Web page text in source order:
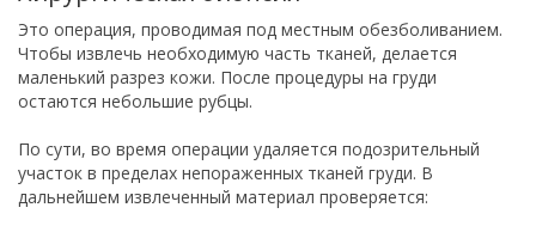
Это операция, проводимая под местным обезболиванием.
Чтобы извлечь необходимую часть тканей, делается
маленький разрез кожи. После процедуры на груди
остаются небольшие рубцы.
По сути, во время операции удаляется подозрительный
участок в пределах непораженных тканей груди. В
дальнейшем извлеченный материал проверяется: